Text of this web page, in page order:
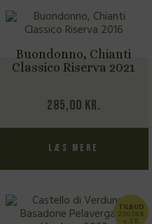
Buondonno, Chianti
Classico Riserva 2021
285,00 kr.
Læs mere
TILBUD
200 DKK
v. 3 fl.